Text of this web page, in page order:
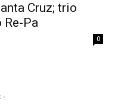
Cruz; trio
Pa
0
-